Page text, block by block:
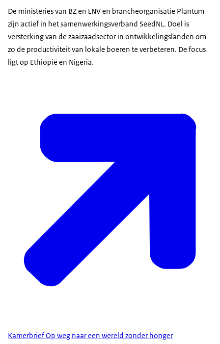
De ministeries van BZ en LNV en brancheorganisatie Plantum
zijn actief in het samenwerkingsverband SeedNL. Doel is
versterking van de zaaizaadsector in ontwikkelingslanden om
zo de productiviteit van lokale boeren te verbeteren. De focus
ligt op Ethiopië en Nigeria.
Kamerbrief Op weg naar een wereld zonder honger